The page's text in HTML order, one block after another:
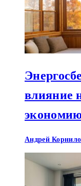
влияние
Андрей